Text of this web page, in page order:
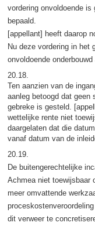
vordering onvoldoende
bepaald.
[appellant] heeft daarop
Nu deze vordering in het
onvoldoende onderbouwd
20.18.
Ten aanzien van de
aanleg betoogd dat
gebreke is gesteld.
wettelijke rente niet
daargelaten dat die
vanaf datum van de
20.19.
De buitengerechtelijke
Achmea niet toewijsbaar
meer omvattende
dit verweer te